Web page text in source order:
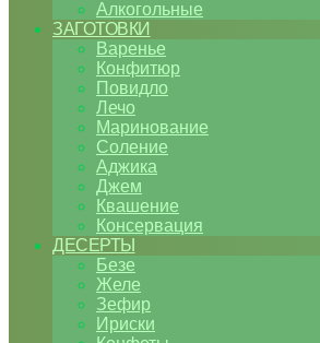
Алкогольные
ЗАГОТОВКИ
Варенье
Конфитюр
Повидло
Лечо
Маринование
Соление
Аджика
Джем
Квашение
Консервация
ДЕСЕРТЫ
Безе
Желе
Зефир
Ириски